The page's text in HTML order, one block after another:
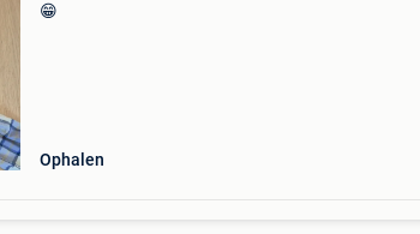
😁
Ophalen